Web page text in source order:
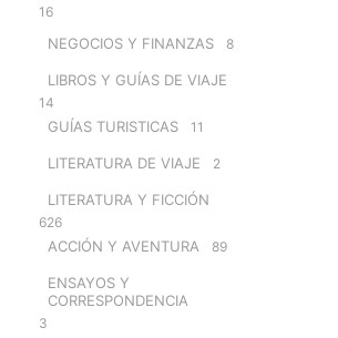
16
NEGOCIOS Y FINANZAS 8
LIBROS Y GUÍAS DE VIAJE
14
GUÍAS TURISTICAS 11
LITERATURA DE VIAJE 2
LITERATURA Y FICCIÓN
626
ACCIÓN Y AVENTURA 89
ENSAYOS Y
CORRESPONDENCIA
3